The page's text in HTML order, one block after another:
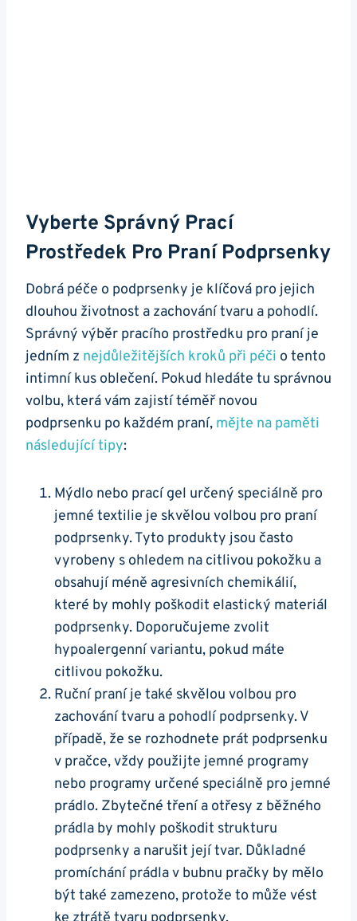
Vyberte Správný Prací
Prostředek Pro Praní Podprsenky
Dobrá péče o podprsenky je klíčová pro jejich
dlouhou životnost a zachování tvaru a pohodlí.
Správný výběr pracího prostředku pro praní je
jedním z nejdůležitějších kroků při péči o tento
intimní kus oblečení. Pokud hledáte tu správnou
volbu, která vám zajistí téměř novou
podprsenku po každém praní, mějte na paměti
následující tipy:
Mýdlo nebo prací gel určený speciálně pro
jemné textilie je skvělou volbou pro praní
podprsenky. Tyto produkty jsou často
vyrobeny s ohledem na citlivou pokožku a
obsahují méně agresivních chemikálií,
které by mohly poškodit elastický materiál
podprsenky. Doporučujeme zvolit
hypoalergenní variantu, pokud máte
citlivou pokožku.
Ruční praní je také skvělou volbou pro
zachování tvaru a pohodlí podprsenky. V
případě, že se rozhodnete prát podprsenku
v pračce, vždy použijte jemné programy
nebo programy určené speciálně pro jemné
prádlo. Zbytečné tření a otřesy z běžného
prádla by mohly poškodit strukturu
podprsenky a narušit její tvar. Důkladné
promíchání prádla v bubnu pračky by mělo
být také zamezeno, protože to může vést